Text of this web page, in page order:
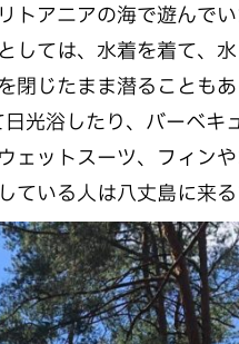
アニアの海で遊んで
しては、水着を着て、
閉じたまま潜ることも
光浴したり、バーベキ
ェットスーツ、フィン
いる人は八丈島に来